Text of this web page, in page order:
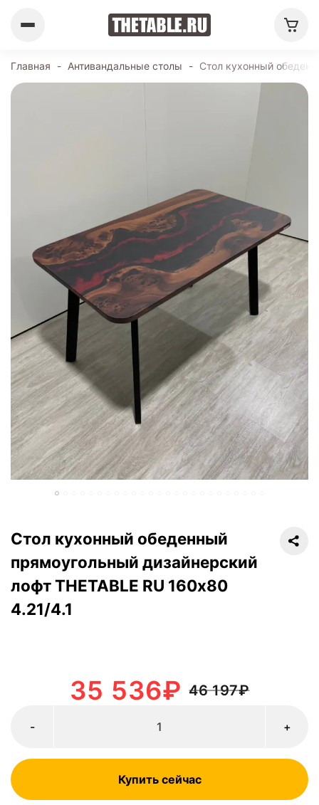
Главная - Антивандальные столы - Стол кухонный
Стол кухонный обеденный
прямоугольный дизайнерский
лофт THETABLE RU 160х80
4.21/4.1
46 197₽
35 536₽
+
-
Купить сейчас